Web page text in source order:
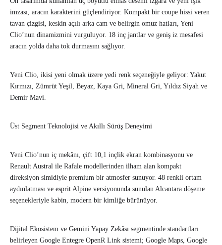
imzası, aracın karakterini güçlendiriyor. Kompakt bir coupe hissi veren
tavan çizgisi, keskin açılı arka cam ve belirgin omuz hatları, Yeni
Clio’nun dinamizmini vurguluyor. 18 inç jantlar ve geniş iz mesafesi
aracın yolda daha tok durmasını sağlıyor.
Yeni Clio, ikisi yeni olmak üzere yedi renk seçeneğiyle geliyor: Yakut
Kırmızı, Zümrüt Yeşil, Beyaz, Kaya Gri, Mineral Gri, Yıldız Siyah ve
Demir Mavi.
Üst Segment Teknolojisi ve Akıllı Sürüş Deneyimi
Yeni Clio’nun iç mekânı, çift 10,1 inçlik ekran kombinasyonu ve
Renault Austral ile Rafale modellerinden ilham alan kompakt
direksiyon simidiyle premium bir atmosfer sunuyor. 48 renkli ortam
aydınlatması ve esprit Alpine versiyonunda sunulan Alcantara döşeme
seçenekleriyle kabin, modern bir kimliğe bürünüyor.
Dijital Ekosistem ve Gemini Yapay Zekâsı segmentinde standartları
belirleyen Google Entegre OpenR Link sistemi; Google Maps, Google